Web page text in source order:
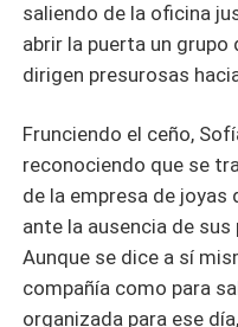
saliendo de la oficina
abrir la puerta un
dirigen presurosas
Frunciendo el ceño,
reconociendo que se
de la empresa de joyas
ante la ausencia de
Aunque se dice a sí
compañía como para
organizada para ese